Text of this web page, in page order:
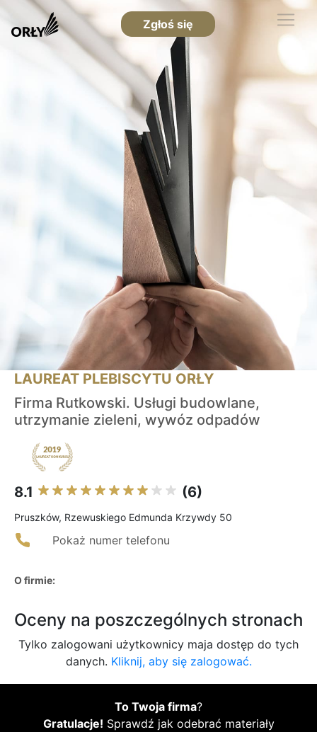
Zgłoś się
LAUREAT PLEBISCYTU ORŁY
Firma Rutkowski. Usługi budowlane,
utrzymanie zieleni, wywóz odpadów
8.1 (6)
Pruszków, Rzewuskiego Edmunda Krzywdy 50
Pokaż numer telefonu
O firmie:
Oceny na poszczególnych stronach
Tylko zalogowani użytkownicy maja dostęp do tych
danych. Kliknij, aby się zalogować.
To Twoja firma?
Gratulacje! Sprawdź jak odebrać materiały